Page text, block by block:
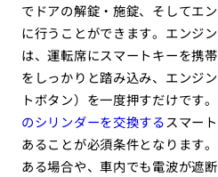
でドアの解錠・施錠、そしてエ
に行うことができます。エンジ
は、運転席にスマートキーを携
をしっかりと踏み込み、エンジ
トボタン）を一度押すだけです。
のシリンダーを交換するスマー
あることが必須条件となります
ある場合や、車内でも電波が遮